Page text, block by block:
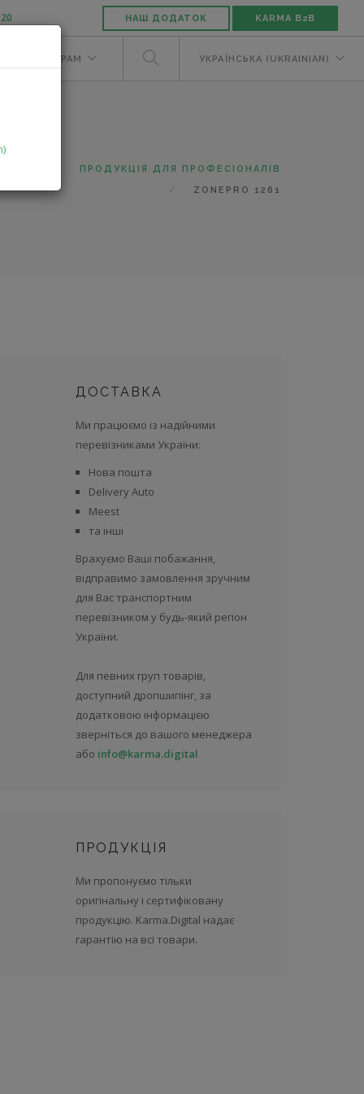
НАШ ДОДАТОК KARMA B2B
ДИЛЕРАМ УКРАЇНСЬКА (UKRAINIAN)
ПРОДУКЦІЯ ДЛЯ ПРОФЕСІОНАЛІВ
ZONEPRO 1261
ДОСТАВКА
Ми працюємо із надійними
перевізниками України:
Нова пошта
Delivery Auto
Meest
та інші
Врахуємо Ваші побажання,
відправимо замовлення зручним
для Вас транспортним
перевізником у будь-який регіон
України.
Для певних груп товарів,
доступний дропшипінг, за
додатковою інформацією
зверніться до вашого менеджера
або info@karma.digital
ПРОДУКЦІЯ
Ми пропонуємо тільки
оригінальну і сертифіковану
продукцію. Karma.Digital надає
гарантію на всі товари.